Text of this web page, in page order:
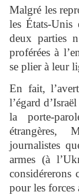
Malgré les
les États-Unis
deux parties
proférées à
se plier à leur
En fait,
l’égard
la porte-
étrangères,
journalistes
armes (à
considérerons
pour les forces